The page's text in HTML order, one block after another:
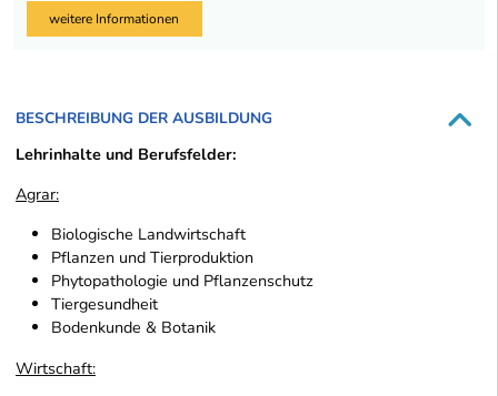
weitere Informationen
BESCHREIBUNG DER AUSBILDUNG
Lehrinhalte und Berufsfelder:
Agrar:
Biologische Landwirtschaft
Pflanzen­ und Tierproduktion
Phytopathologie­ und Pflanzenschutz
Tiergesundheit
Bodenkunde & Botanik
Wirtschaft: